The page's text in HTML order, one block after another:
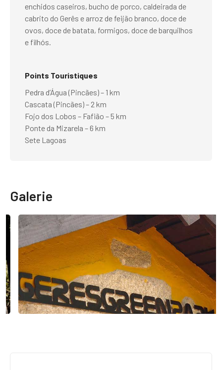
enchidos caseiros, bucho de porco, caldeirada de
cabrito do Gerês e arroz de feijão branco, doce de
ovos, doce de batata, formigos, doce de barquilhos
e filhós.
Points Touristiques
Pedra d’Água (Pincães) – 1 km
Cascata (Pincães) – 2 km
Fojo dos Lobos – Fafião – 5 km
Ponte da Mizarela – 6 km
Sete Lagoas